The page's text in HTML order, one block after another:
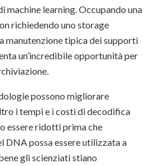
machine learning. Occupando una
richiedendo uno storage
manutenzione tipica dei supporti
un’incredibile opportunità per
possono migliorare
i tempi e i costi di decodifica
essere ridotti prima che
DNA possa essere utilizzata a
gli scienziati stiano